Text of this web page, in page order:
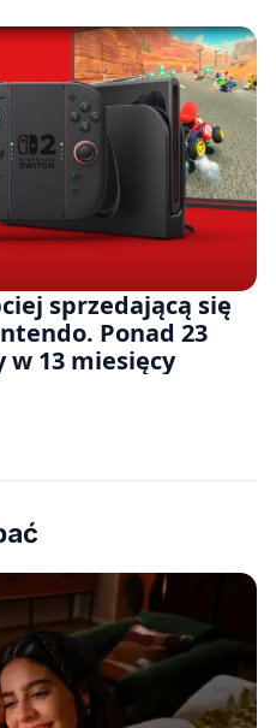
sprzedającą się
Ponad 23
13 miesięcy